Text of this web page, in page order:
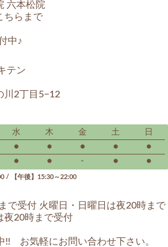
ちらまで
中♪
川2丁目5−12
水 木 金 土
日
● ● ● ●
●
● ● - ● ●
/ 【午後】15:30～22:00
!! お気軽にお問い合わせ下さい。